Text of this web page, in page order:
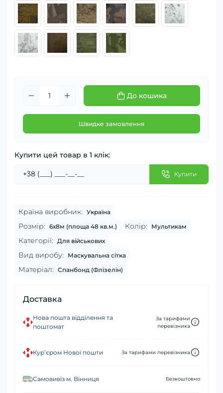
До кошика
Швидке замовлення
Купити цей товар в 1 клік:
Купити
Країна виробник: Україна
Розмір: 6х8м (площа 48 кв.м.) Колір: Мультикам
Категорії: Для військових
Вид виробу: Маскувальна сітка
Матеріал: Спанбонд (Флізелін)
Доставка
Нова пошта відділення та
поштомат
За тарифами
перевізника
Кур’єром Нової пошти За тарифами перевізника
Самовивіз м. Вінниця Безкоштовно